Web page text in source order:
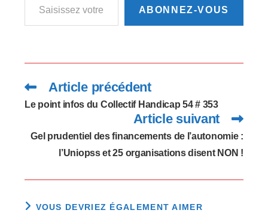
ABONNEZ-VOUS
Read
more
articles
Article précédent
Le point infos du Collectif Handicap 54 # 353
Article suivant
Gel prudentiel des financements de l’autonomie :
l’Uniopss et 25 organisations disent NON !
VOUS DEVRIEZ ÉGALEMENT AIMER